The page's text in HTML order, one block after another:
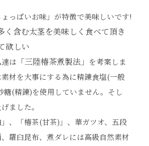
ょっぱいお味」が特徴で美味しいです!
く含む太茎を美味しく食べて頂き
欲しい
は 「三陸椿茶煮製法 」 を考案しま
材を大事にする為に精錬食塩(一般
糖(精錬)を使用 していません。そし
ました。
、「椿茶(甘茶) 」、華ガツオ、五段
羅臼昆布、 煮ダレには高級自然素材